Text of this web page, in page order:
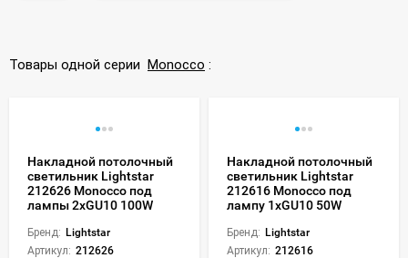
Товары одной серии Monocco :
Накладной потолочный
светильник Lightstar
212626 Monocco под
лампы 2xGU10 100W
Бренд: Lightstar
Артикул: 212626
Накладной потолочный
светильник Lightstar
212616 Monocco под
лампу 1xGU10 50W
Бренд: Lightstar
Артикул: 212616